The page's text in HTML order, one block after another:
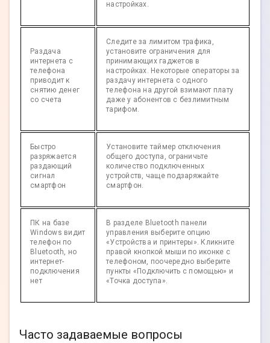
настройках.
Раздача
интернета с
телефона
приводит к
снятию денег
со счета
Следите за лимитом трафика,
установите ограничения для
принимающих гаджетов в
настройках. Некоторые операторы за
раздачу интернета с одного
телефона на другой взимают плату
даже у абонентов с безлимитным
тарифом.
Быстро
разряжается
раздающий
сигнал
смартфон
Установите таймер отключения
общего доступа, ограничьте
количество подключенных
устройств, чаще подзаряжайте
смартфон.
ПК на базе
Windows видит
телефон по
Bluetooth, но
интернет-
подключения
нет
В разделе Bluetooth панели
управления выберите опцию
«Устройства и принтеры». Кликните
правой кнопкой мыши по иконке с
телефоном, поочередно выберите
пункты «Подключить с помощью» и
«Точка доступа».
Часто задаваемые вопросы